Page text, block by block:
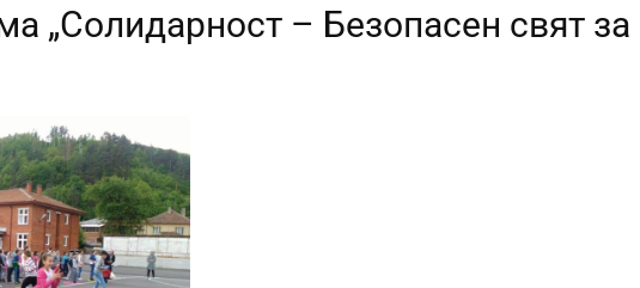
„Солидарност – Безопасен свят за